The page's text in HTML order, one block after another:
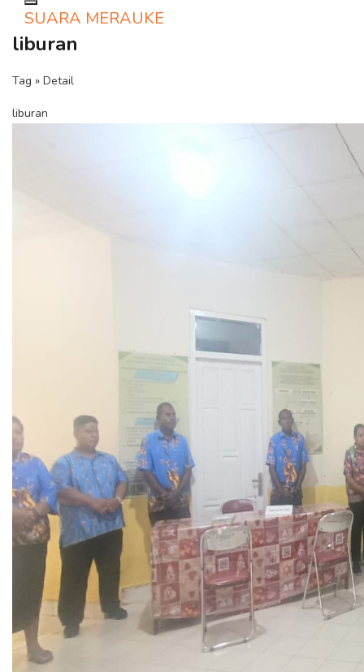
Toggle navigation
SUARA MERAUKE
liburan
Tag » Detail
liburan